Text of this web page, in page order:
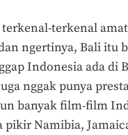
terkenal-terkenal
ngertinya, Bali itu
Indonesia ada di
nggak punya
banyak film-film
Namibia,